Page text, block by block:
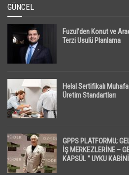
GÜNCEL
Fuzul’den Konut ve
Terzi Usulü Planlama
Helal Sertifikalı
Üretim Standartları
GPPS PLATFORMU;
İŞ MERKEZLERİNE –
KAPSÜL ” UYKU